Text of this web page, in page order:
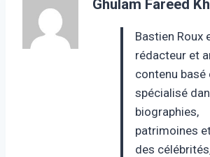
Ghulam Fareed
Bastien Roux
rédacteur et
contenu basé
spécialisé
biographies,
patrimoines
des